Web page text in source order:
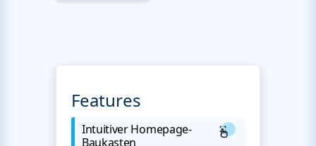
Features
Intuitiver Homepage-
Baukasten